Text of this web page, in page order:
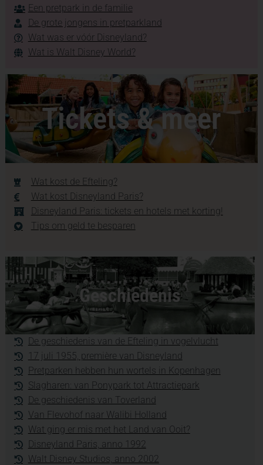
Een pretpark in de familie
De grote jongens in pretparkland
Wat was er vóór Disneyland?
Wat is Walt Disney World?
Tickets & meer
Wat kost de Efteling?
Wat kost Disneyland Paris?
Disneyland Paris: tickets en hotels met korting!
Tips om geld te besparen
Geschiedenis
De geschiedenis van de Efteling in vogelvlucht
17 juli 1955, première van Disneyland
Pretparken hebben hun wortels in Kopenhagen
Slagharen: van Ponypark tot Attractiepark
De geschiedenis van Toverland
Van Flevohof naar Walibi Holland
Wat ging er mis met het Land van Ooit?
Disneyland Paris, anno 1992
Walt Disney Studios, anno 2002